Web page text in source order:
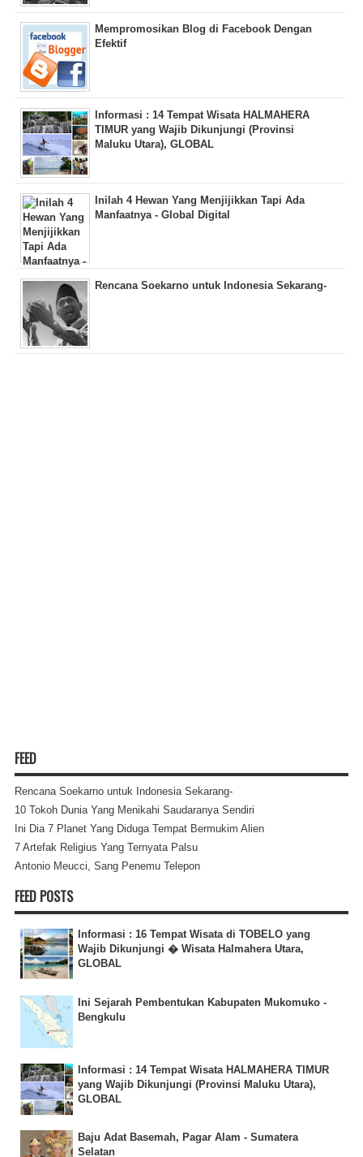
Mempromosikan Blog di Facebook Dengan
Efektif
Informasi : 14 Tempat Wisata HALMAHERA
TIMUR yang Wajib Dikunjungi (Provinsi
Maluku Utara), GLOBAL
Inilah 4 Hewan Yang Menjijikkan Tapi Ada
Manfaatnya - Global Digital
Rencana Soekarno untuk Indonesia Sekarang-
FEED
Rencana Soekarno untuk Indonesia Sekarang-
10 Tokoh Dunia Yang Menikahi Saudaranya Sendiri
Ini Dia 7 Planet Yang Diduga Tempat Bermukim Alien
7 Artefak Religius Yang Ternyata Palsu
Antonio Meucci, Sang Penemu Telepon
FEED POSTS
Informasi : 16 Tempat Wisata di TOBELO yang
Wajib Dikunjungi � Wisata Halmahera Utara,
GLOBAL
Ini Sejarah Pembentukan Kabupaten Mukomuko -
Bengkulu
Informasi : 14 Tempat Wisata HALMAHERA TIMUR
yang Wajib Dikunjungi (Provinsi Maluku Utara),
GLOBAL
Baju Adat Basemah, Pagar Alam - Sumatera
Selatan